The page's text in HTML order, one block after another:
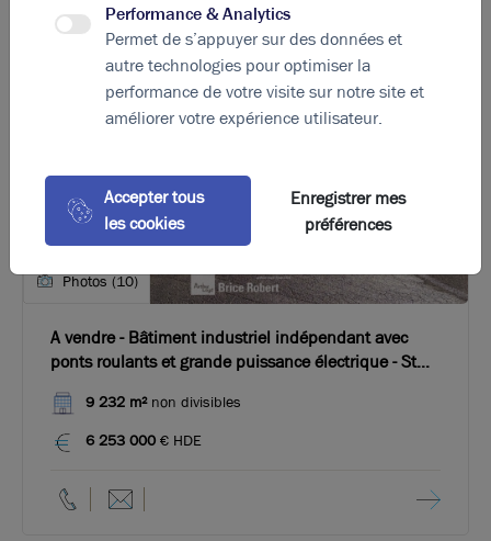
Photos (10)
A vendre - Bâtiment industriel indépendant avec
ponts roulants et grande puissance électrique - St
9 232 m²non divisibles
6 253 000 € HDE
Performance & Analytics
Permet de s’appuyer sur des données et
autre technologies pour optimiser la
performance de votre visite sur notre site et
améliorer votre expérience utilisateur.
Accepter tous
les cookies
Enregistrer mes
préférences